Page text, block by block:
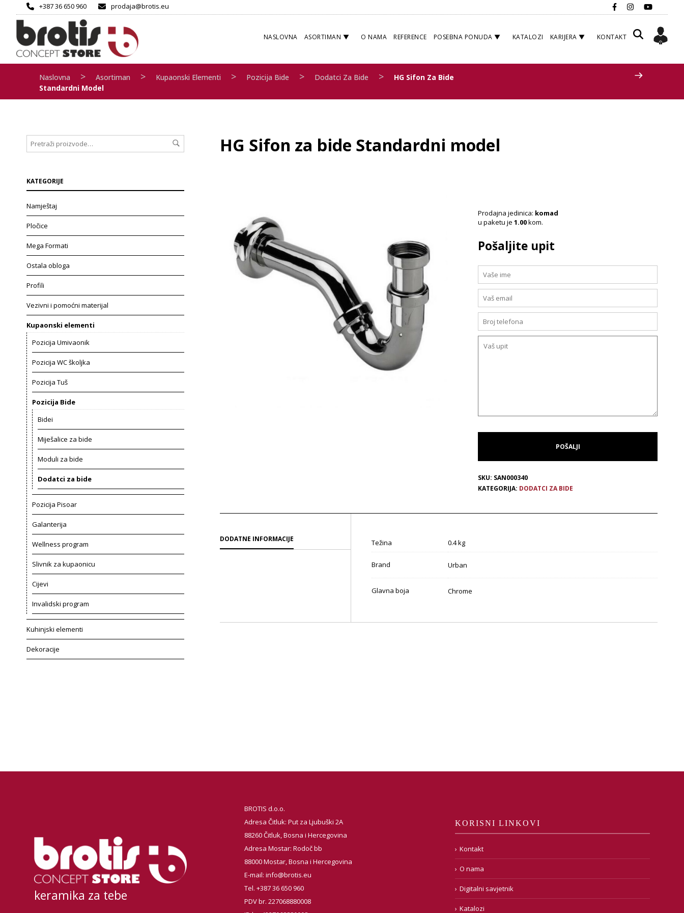
+387 36 650 960 prodaja@brotis.eu
NASLOVNA ASORTIMAN O NAMA REFERENCE POSEBNA PONUDA KATALOZI KARIJERA KONTAKT
Naslovna > Asortiman > Kupaonski Elementi > Pozicija Bide > Dodatci Za Bide >
HG Sifon Za Bide
Standardni Model
HG Sifon za bide Standardni model
Prodajna jedinica: komad
u paketu je1.00kom.
Pošaljite upit
SKU: SAN000340
KATEGORIJA: DODATCI ZA BIDE
DODATNE INFORMACIJE Težina 0.4 kg
Brand Urban
Glavna boja Chrome
KATEGORIJE
Namještaj
Pločice
Mega Formati
Ostala obloga
Profili
Vezivni i pomoćni materijal
Kupaonski elementi
Pozicija Umivaonik
Pozicija WC školjka
Pozicija Tuš
Pozicija Bide
Bidei
Miješalice za bide
Moduli za bide
Dodatci za bide
Pozicija Pisoar
Galanterija
Wellness program
Slivnik za kupaonicu
Cijevi
Invalidski program
Kuhinjski elementi
Dekoracije
keramika za tebe
BROTIS d.o.o.
Adresa Čitluk: Put za Ljubuški 2A
88260 Čitluk, Bosna i Hercegovina
Adresa Mostar: Rodoč bb
88000 Mostar, Bosna i Hercegovina
E-mail:info@brotis.eu
Tel. +387 36 650 960
PDV br. 227068880008
KORISNI LINKOVI
Kontakt
O nama
Digitalni savjetnik
Katalozi